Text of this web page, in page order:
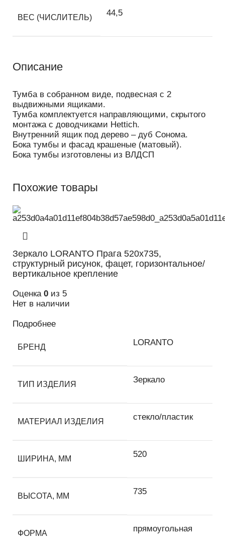
ВЕС (ЧИСЛИТЕЛЬ) 44,5
Описание
Тумба в собранном виде, подвесная с 2
выдвижными ящиками.
Тумба комплектуется направляющими, скрытого
монтажа с доводчиками Hettich.
Внутренний ящик под дерево – дуб Сонома.
Бока тумбы и фасад крашеные (матовый).
Бока тумбы изготовлены из ВЛДСП
Похожие товары
Зеркало LORANTO Прага 520х735,
структурный рисунок, фацет, горизонтальное/
вертикальное крепление
Оценка 0 из 5
Нет в наличии
Подробнее
БРЕНД LORANTO
ТИП ИЗДЕЛИЯ Зеркало
МАТЕРИАЛ ИЗДЕЛИЯ стекло/пластик
ШИРИНА, ММ 520
ВЫСОТА, ММ 735
ФОРМА прямоугольная